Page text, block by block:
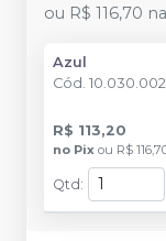
ou R$ 116,70
Azul
Cód.
R$ 113,20
no Pix ou R$
Qtd :